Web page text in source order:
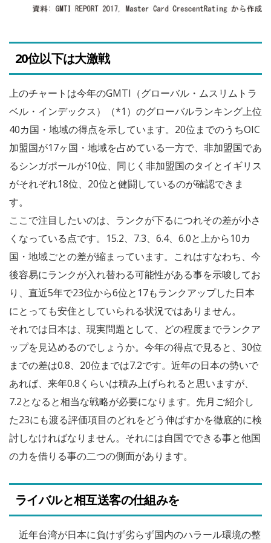
20位以下は大激戦
上のチャートは今年のGMTI（グローバル・ムスリムトラ
ベル・インデックス）（*1）のグローバルランキング上位
40カ国・地域の得点を示しています。20位までのうちOIC
加盟国が17ヶ国・地域を占めている一方で、非加盟国であ
るシンガポールが10位、同じく非加盟国のタイとイギリス
がそれぞれ18位、20位と健闘しているのが確認できま
す。
ここで注目したいのは、ランクが下るにつれその差が小さ
くなっている点です。15.2、7.3、6.4、6.0と上から10カ
国・地域ごとの差が縮まっています。これはすなわち、今
後容易にランクが入れ替わる可能性がある事を示唆してお
り、直近5年で23位から6位と17もランクアップした日本
にとっても安住としていられる状況ではありません。
それでは日本は、現実問題として、どの程度までランクア
ップを見込めるのでしょうか。今年の得点で見ると、30位
までの差は0.8、20位までは7.2です。近年の日本の勢いで
あれば、来年0.8くらいは積み上げられると思いますが、
7.2となると相当な戦略が必要になります。先月ご紹介し
た23にも渡る評価項目のどれをどう伸ばすかを徹底的に検
討しなければなりません。それには自国でできる事と他国
の力を借りる事の二つの側面があります。
ライバルと相互送客の仕組みを
近年台湾が日本に負けず劣らず国内のハラール環境の整